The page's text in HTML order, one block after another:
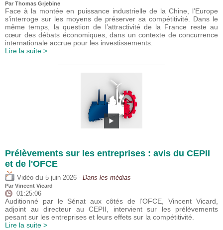
Par Thomas Grjebine
Face à la montée en puissance industrielle de la Chine, l’Europe
s’interroge sur les moyens de préserver sa compétitivité. Dans le
même temps, la question de l’attractivité de la France reste au
cœur des débats économiques, dans un contexte de concurrence
internationale accrue pour les investissements.
Lire la suite >
Prélèvements sur les entreprises : avis du CEPII
et de l'OFCE
Vidéo du 5 juin 2026 - Dans les médias
Par Vincent Vicard
01:25:06
Auditionné par le Sénat aux côtés de l’OFCE, Vincent Vicard,
adjoint au directeur au CEPII, intervient sur les prélèvements
pesant sur les entreprises et leurs effets sur la compétitivité.
Lire la suite >